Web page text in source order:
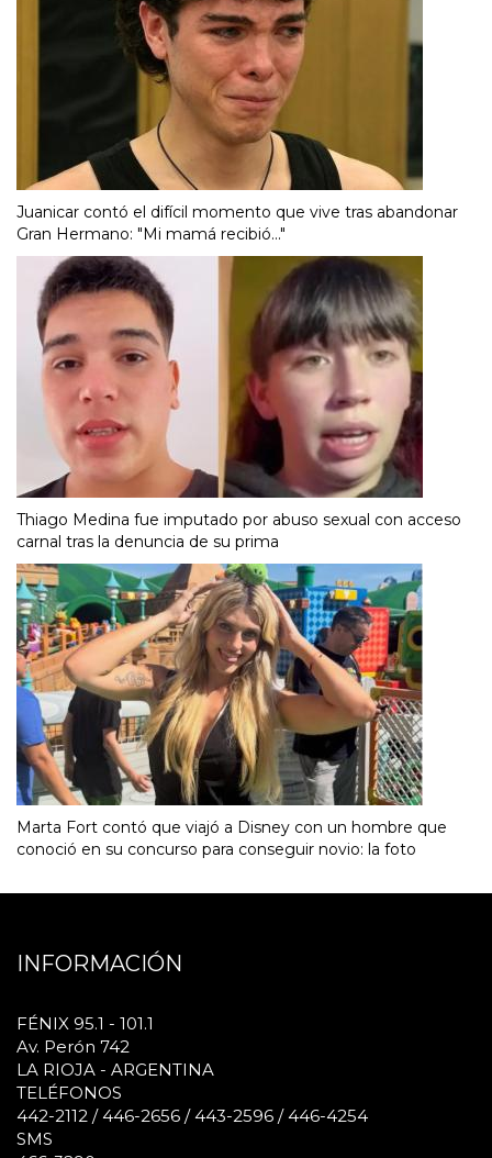
Juanicar contó el difícil momento que vive tras abandonar
Gran Hermano: "Mi mamá recibió..."
Thiago Medina fue imputado por abuso sexual con acceso
carnal tras la denuncia de su prima
Marta Fort contó que viajó a Disney con un hombre que
conoció en su concurso para conseguir novio: la foto
INFORMACIÓN
FÉNIX 95.1 - 101.1
Av. Perón 742
LA RIOJA - ARGENTINA
TELÉFONOS
442-2112 / 446-2656 / 443-2596 / 446-4254
SMS